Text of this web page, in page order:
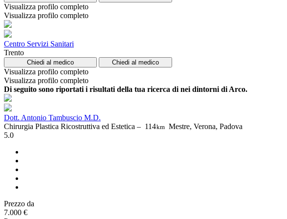
Visualizza profilo completo
Visualizza profilo completo
Centro Servizi Sanitari
Trento
Chiedi al medico Chiedi al medico
Visualizza profilo completo
Visualizza profilo completo
Di seguito sono riportati i risultati della tua ricerca di nei dintorni di Arco.
Dott. Antonio Tambuscio M.D.
Chirurgia Plastica Ricostruttiva ed Estetica – 114km Mestre, Verona, Padova
5.0
Prezzo da
7.000 €